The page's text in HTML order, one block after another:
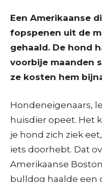
Een Amerikaanse
fopspenen uit de
gehaald. De hond
voorbije maanden
ze kosten hem
Hondeneigenaars,
huisdier opeet. Het
je hond zich ziek
iets doorhebt. Dat
Amerikaanse
bulldog haalde een